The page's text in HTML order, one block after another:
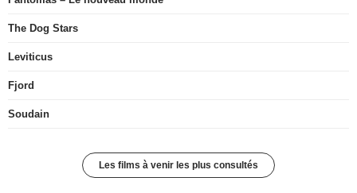
The Dog Stars
Leviticus
Fjord
Soudain
Les films à venir les plus consultés